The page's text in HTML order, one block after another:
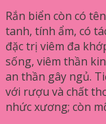
Rắn biển còn có
tanh, tính ẩm, có
đặc trị viêm đa
sống, viêm thần
an thần gây ngủ.
với rượu và chất
nhức xương; còn